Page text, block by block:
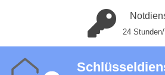
24